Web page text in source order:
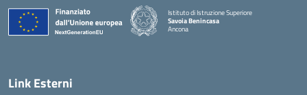
Istituto di Istruzione Superiore
Savoia Benincasa
Ancona
Link Esterni